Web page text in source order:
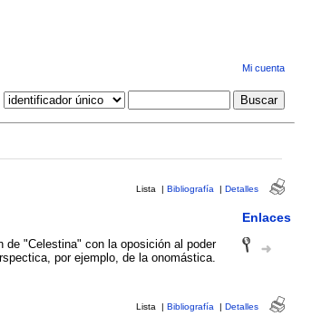
Mi cuenta
Lista | Bibliografía | Detalles
Enlaces
de "Celestina" con la oposición al poder
por ejemplo, de la onomástica.
Lista | Bibliografía | Detalles